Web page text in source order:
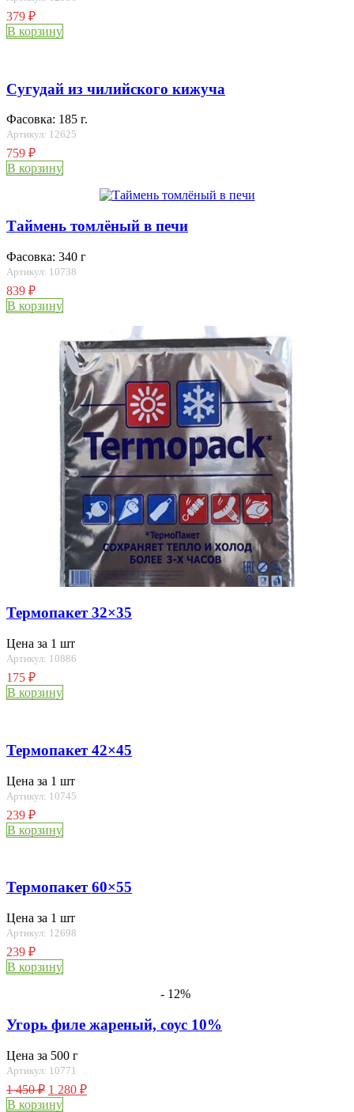
379 ₽
В корзину
Сугудай из чилийского кижуча
Фасовка: 185 г.
Артикул: 12625
759 ₽
В корзину
Таймень томлёный в печи
Фасовка: 340 г
Артикул: 10738
839 ₽
В корзину
Термопакет 32×35
Цена за 1 шт
Артикул: 10886
175 ₽
В корзину
Термопакет 42×45
Цена за 1 шт
Артикул: 10745
239 ₽
В корзину
Термопакет 60×55
Цена за 1 шт
Артикул: 12698
239 ₽
В корзину
- 12%
Угорь филе жареный, соус 10%
Цена за 500 г
Артикул: 10771
1 450₽ 1 280 ₽
В корзину